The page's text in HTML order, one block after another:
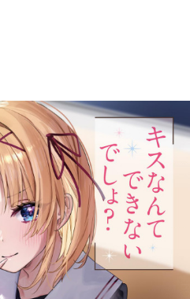
意気な幼馴
たら、予想
読み版】
桜木桜